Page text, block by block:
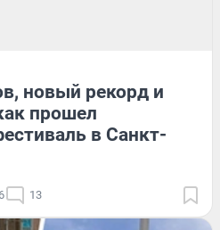
новый рекорд и
прошел
в Санкт-
13